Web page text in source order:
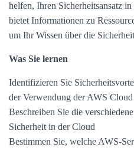
helfen, Ihren Sicherheitsansatz
bietet Informationen zu
um Ihr Wissen über die
Was Sie lernen
Identifizieren Sie
der Verwendung der AWS Cloud
Beschreiben Sie die
Sicherheit in der Cloud
Bestimmen Sie, welche AWS-